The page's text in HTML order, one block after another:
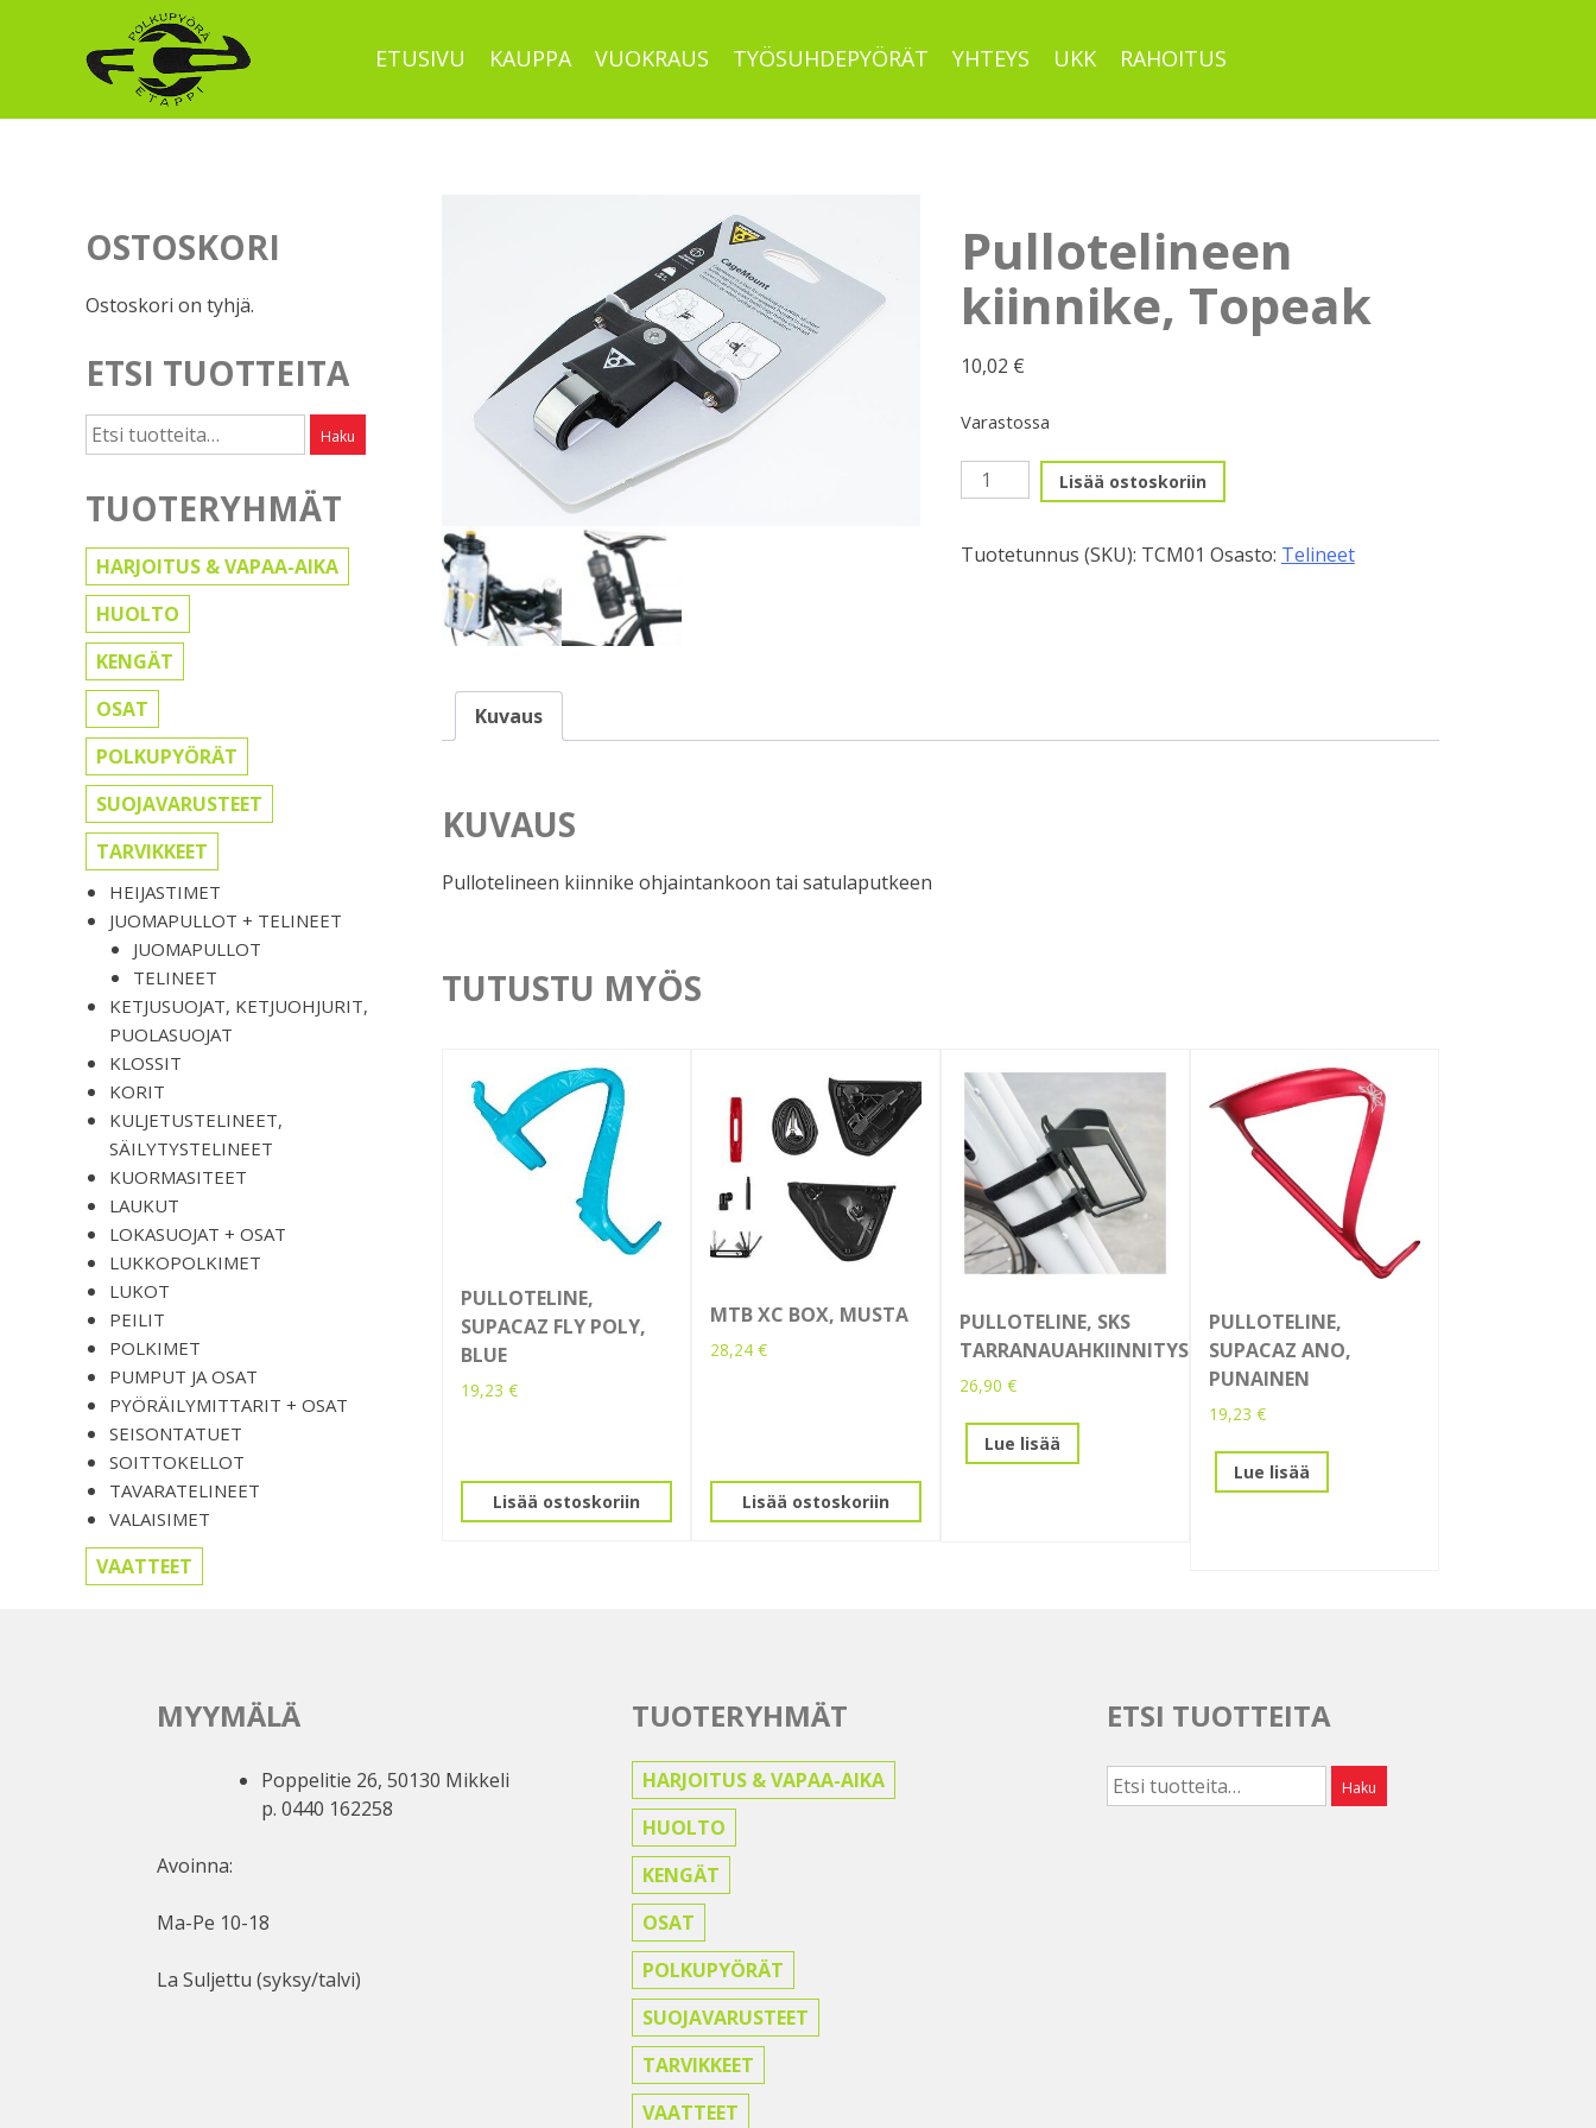
ETUSIVU KAUPPA VUOKRAUS TYÖSUHDEPYÖRÄT YHTEYS UKK RAHOITUS
OSTOSKORI
Ostoskori on tyhjä.
ETSI TUOTTEITA
Etsi: Haku
TUOTERYHMÄT
HARJOITUS & VAPAA-AIKA
HUOLTO
KENGÄT
OSAT
POLKUPYÖRÄT
SUOJAVARUSTEET
TARVIKKEET
HEIJASTIMET
JUOMAPULLOT + TELINEET
JUOMAPULLOT
TELINEET
KETJUSUOJAT, KETJUOHJURIT,
PUOLASUOJAT
KLOSSIT
KORIT
KULJETUSTELINEET,
SÄILYTYSTELINEET
KUORMASITEET
LAUKUT
LOKASUOJAT + OSAT
LUKKOPOLKIMET
LUKOT
PEILIT
POLKIMET
PUMPUT JA OSAT
PYÖRÄILYMITTARIT + OSAT
SEISONTATUET
SOITTOKELLOT
TAVARATELINEET
VALAISIMET
VAATTEET
Pullotelineen
kiinnike, Topeak
10,02 €
Varastossa
Pullotelineen
kiinnike,
määrä
Lisää ostoskoriin
Tuotetunnus (SKU): TCM01 Osasto: Telineet
Kuvaus
KUVAUS
Pullotelineen kiinnike ohjaintankoon tai satulaputkeen
TUTUSTU MYÖS
PULLOTELINE,
SUPACAZ FLY POLY,
BLUE
19,23 €
Lisää ostoskoriin
MTB XC BOX, MUSTA
28,24 €
Lisää ostoskoriin
PULLOTELINE, SKS
TARRANAUAHKIINNITYS
26,90 €
Lue lisää
PULLOTELINE,
SUPACAZ ANO,
PUNAINEN
19,23 €
Lue lisää
MYYMÄLÄ
Poppelitie 26, 50130 Mikkeli
p. 0440 162258
Avoinna:
Ma-Pe 10-18
La Suljettu (syksy/talvi)
TUOTERYHMÄT
HARJOITUS & VAPAA-AIKA
HUOLTO
KENGÄT
OSAT
POLKUPYÖRÄT
SUOJAVARUSTEET
TARVIKKEET
VAATTEET
ETSI TUOTTEITA
Etsi: Haku